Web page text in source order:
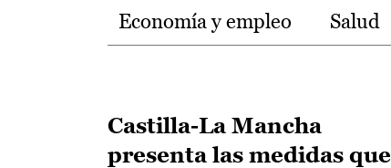
Temas
Economía y empleo Salud
Castilla-La Mancha
presenta las medidas que